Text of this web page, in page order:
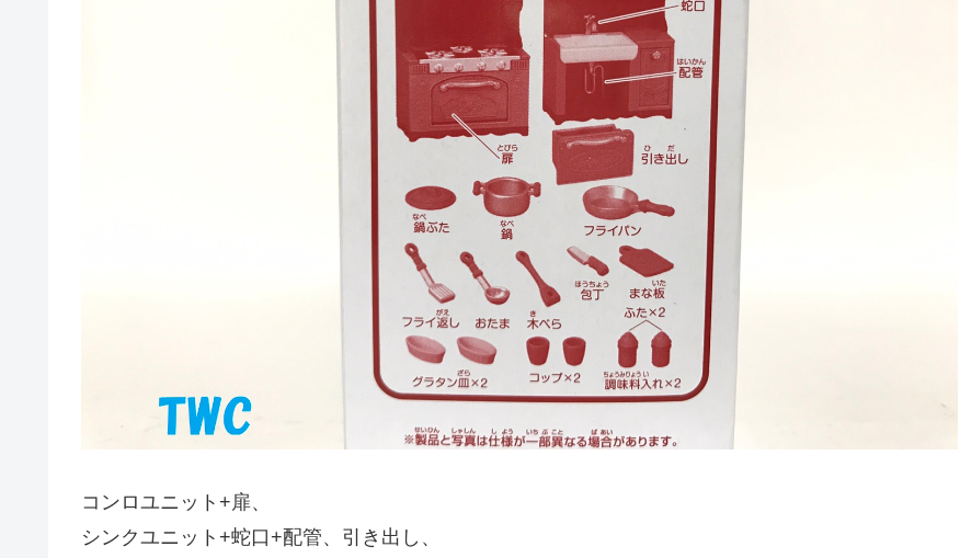
コンロユニット+扉、
シンクユニット+蛇口+配管、引き出し、